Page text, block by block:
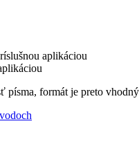
aplikáciou
formát je preto